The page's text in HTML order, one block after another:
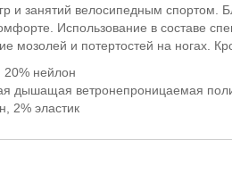
и занятий велосипедным
Использование в составе
мозолей и потертостей на ногах.
20% нейлон
дышащая ветронепроницаемая
2% эластик